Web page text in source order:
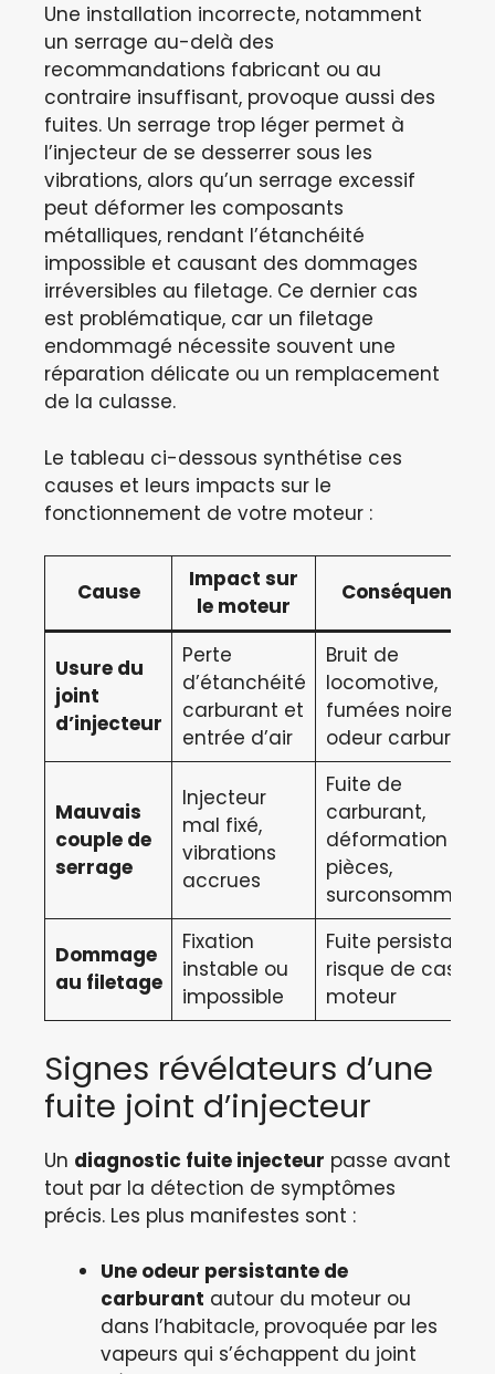
Une installation incorrecte, notamment
un serrage au-delà des
recommandations fabricant ou au
contraire insuffisant, provoque aussi des
fuites. Un serrage trop léger permet à
l’injecteur de se desserrer sous les
vibrations, alors qu’un serrage excessif
peut déformer les composants
métalliques, rendant l’étanchéité
impossible et causant des dommages
irréversibles au filetage. Ce dernier cas
est problématique, car un filetage
endommagé nécessite souvent une
réparation délicate ou un remplacement
de la culasse.
Le tableau ci-dessous synthétise ces
causes et leurs impacts sur le
fonctionnement de votre moteur :
Cause
Impact sur
le moteur
Conséquences
Usure du
joint
d’injecteur
Perte
d’étanchéité
carburant et
entrée d’air
Bruit de
locomotive,
fumées noires,
odeur carburant
Mauvais
couple de
serrage
Injecteur
mal fixé,
vibrations
accrues
Fuite de
carburant,
déformation des
pièces,
Dommage
au filetage
Fixation
instable ou
impossible
Fuite persistante,
risque de casse
moteur
Signes révélateurs d’une
fuite joint d’injecteur
Un diagnostic fuite injecteur passe avant
tout par la détection de symptômes
précis. Les plus manifestes sont :
Une odeur persistante de
carburant autour du moteur ou
dans l’habitacle, provoquée par les
vapeurs qui s’échappent du joint